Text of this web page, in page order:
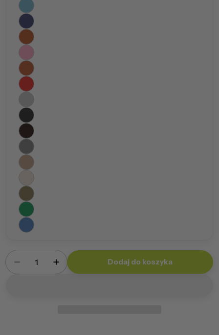
Ilość
Zmniejsz ilość dla Worek Giga Sako Poliester
Zwiększ ilość dla Worek Giga Sako
Dodaj do koszyka